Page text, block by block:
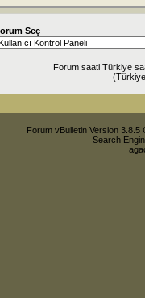
Seç
Forum saati Türkiye
Forum vBulletin Version
Search